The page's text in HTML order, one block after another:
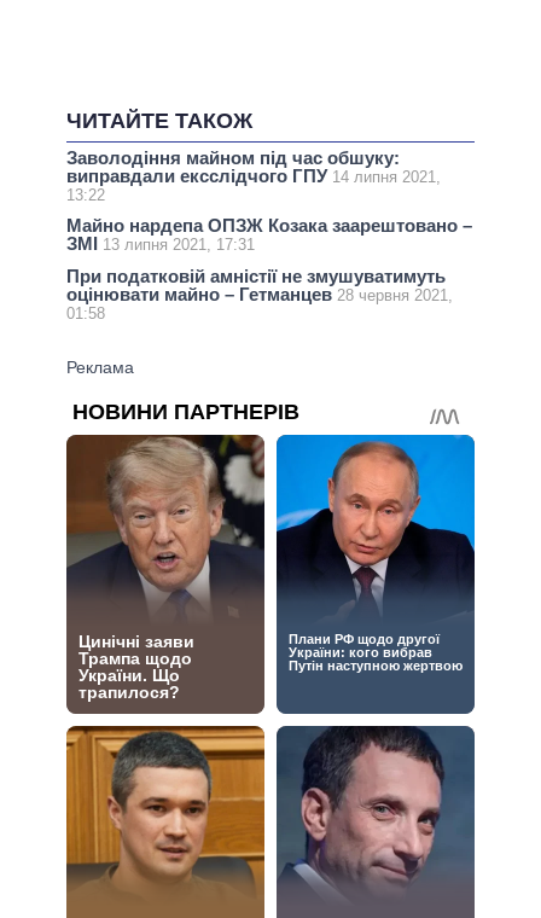
ЧИТАЙТЕ ТАКОЖ
Заволодіння майном під час обшуку:
виправдали ексслідчого ГПУ 14 липня 2021,
13:22
Майно нардепа ОПЗЖ Козака заарештовано –
ЗМІ
13 липня 2021, 17:31
При податковій амністії не змушуватимуть
оцінювати майно – Гетманцев 28 червня 2021,
01:58